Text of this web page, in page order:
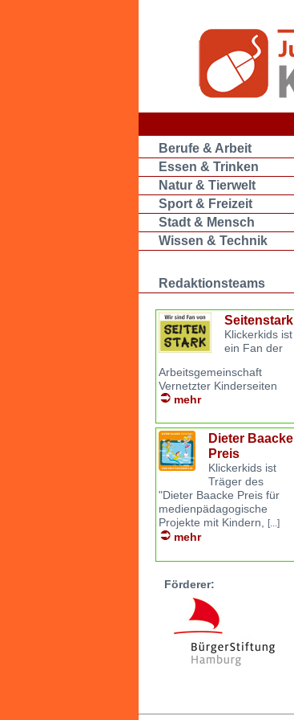
Berufe & Arbeit
Essen & Trinken
Natur & Tierwelt
Sport & Freizeit
Stadt & Mensch
Wissen & Technik
Redaktionsteams
Seitenstark
Klickerkids ist
ein Fan der
Arbeitsgemeinschaft
Vernetzter Kinderseiten
mehr
Dieter Baacke
Preis
Klickerkids ist
Träger des
"Dieter Baacke Preis für
medienpädagogische
Projekte mit Kindern, [...]
mehr
Förderer: